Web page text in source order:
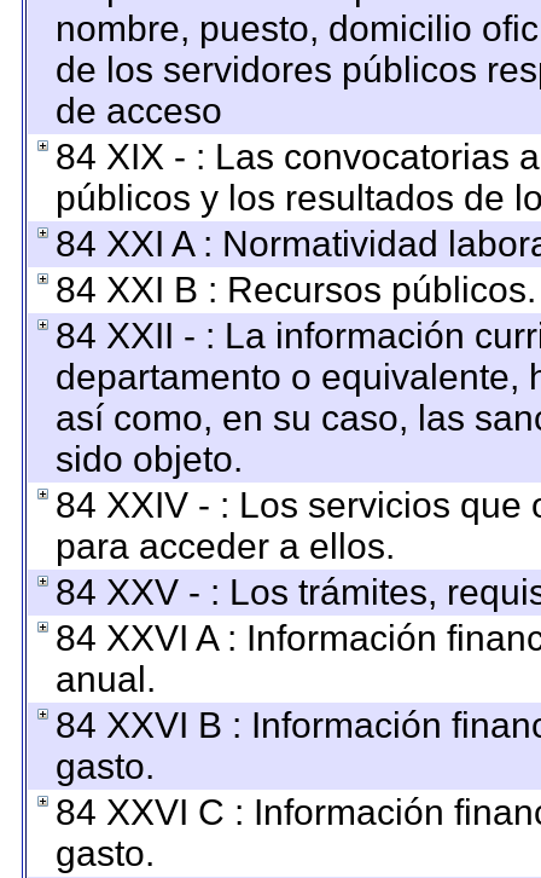
nombre, puesto, domicilio
de los servidores públicos
de acceso
84 XIX - : Las convocatorias
públicos y los resultados de
84 XXI A : Normatividad
84 XXI B : Recursos públicos.
84 XXII - : La información
departamento o equivalente,
así como, en su caso, las
sido objeto.
84 XXIV - : Los servicios
para acceder a ellos.
84 XXV - : Los trámites,
84 XXVI A : Información
anual.
84 XXVI B : Información
gasto.
84 XXVI C : Información
gasto.